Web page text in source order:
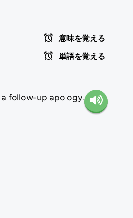
意味を覚える
単語を覚える
a follow-up apology.